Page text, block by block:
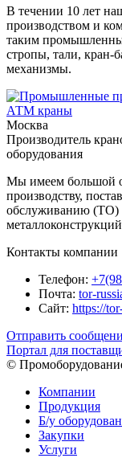
В течении 10 лет
производством и
таким
стропы, тали, кран-
механизмы.
АТМ краны
Москва
Производитель
оборудования
Мы имеем большой
производству,
обслуживанию (ТО)
Контакты компании
Телефон:
Почта: tor-
Сайт: https://
Отправить
Портал для
©
Компании
Продукция
Б/у
Закупки
Услуги